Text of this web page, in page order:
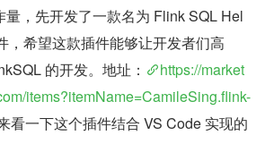
，先开发了一款名为 Flink SQL Hel
，希望这款插件能够让开发者们高
的开发。地址：
https://market
items?itemName=CamileSing.flink-
看一下这个插件结合 VS Code 实现的